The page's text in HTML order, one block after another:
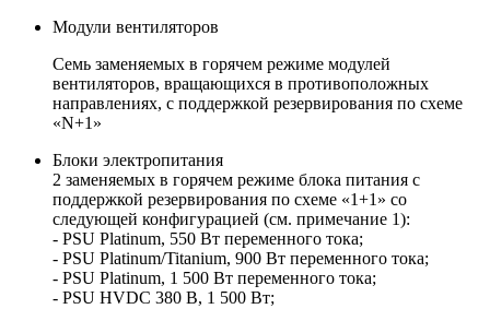
Модули вентиляторов
Семь заменяемых в горячем режиме модулей
вентиляторов, вращающихся в противоположных
направлениях, с поддержкой резервирования по схеме
«N+1»
Блоки электропитания
2 заменяемых в горячем режиме блока питания с
поддержкой резервирования по схеме «1+1» со
следующей конфигурацией (см. примечание 1):
- PSU Platinum, 550 Вт переменного тока;
- PSU Platinum/Titanium, 900 Вт переменного тока;
- PSU Platinum, 1 500 Вт переменного тока;
- PSU HVDC 380 В, 1 500 Вт;